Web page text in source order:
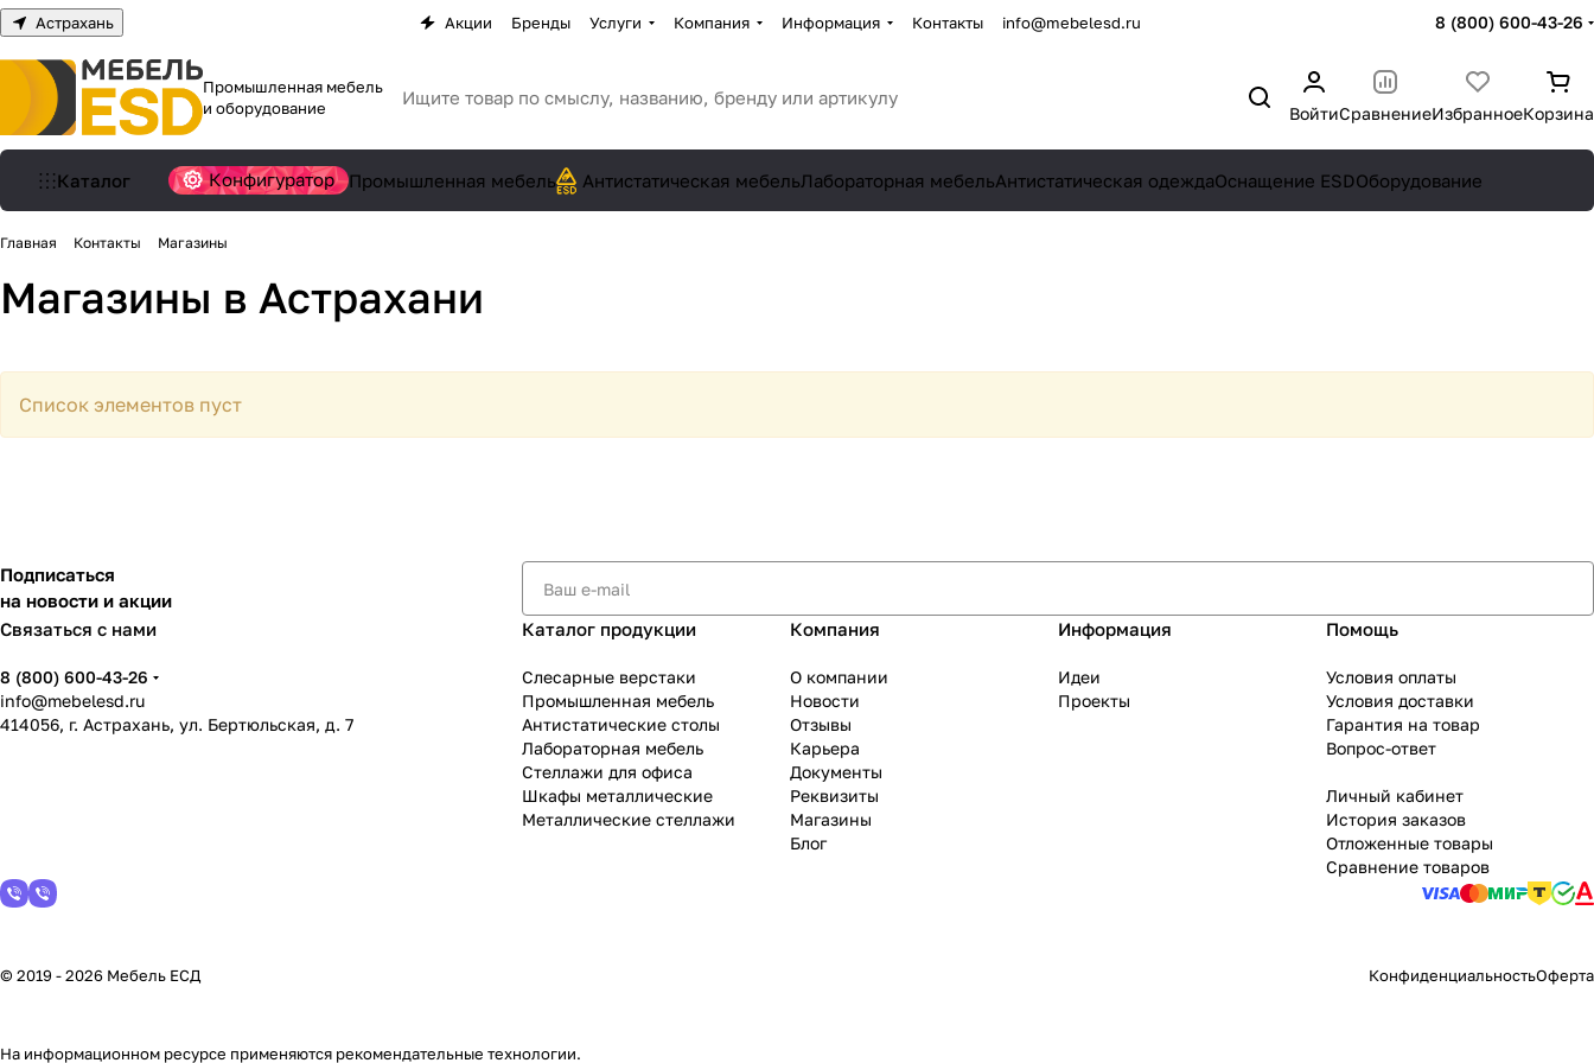
Астрахань Акции Бренды Услуги Компания Информация Контакты info@mebelesd.ru 8 (800) 600-43-26
Промышленная мебель
и оборудование
ВойтиСравнениеИзбранноеКорзина
Каталог Конфигуратор Промышленная мебель Антистатическая мебельЛабораторная мебельАнтистатическая одеждаОснащение ESDОборудование
Главная Контакты Магазины
Магазины в Астрахани
Список элементов пуст
Подписаться
на новости и акции
Связаться с нами
8 (800) 600-43-26
info@mebelesd.ru
414056, г. Астрахань, ул. Бертюльская, д. 7
Каталог продукции
Слесарные верстаки
Промышленная мебель
Антистатические столы
Лабораторная мебель
Стеллажи для офиса
Шкафы металлические
Металлические стеллажи
Компания
О компании
Новости
Отзывы
Карьера
Документы
Реквизиты
Магазины
Блог
Информация
Идеи
Проекты
Помощь
Условия оплаты
Условия доставки
Гарантия на товар
Вопрос-ответ
Личный кабинет
История заказов
Отложенные товары
Сравнение товаров
© 2019 - 2026 Мебель ЕСД КонфиденциальностьОферта
На информационном ресурсе применяются рекомендательные технологии.